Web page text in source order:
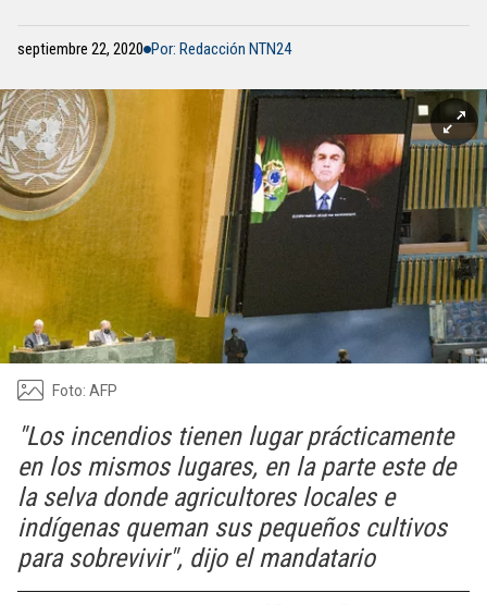
septiembre 22, 2020 Por: Redacción NTN24
Foto: AFP
"Los incendios tienen lugar prácticamente
en los mismos lugares, en la parte este de
la selva donde agricultores locales e
indígenas queman sus pequeños cultivos
para sobrevivir", dijo el mandatario